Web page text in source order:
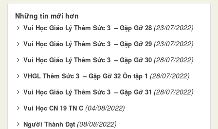
Những tin mới hơn
Vui Học Giáo Lý Thêm Sức 3 – Gặp Gỡ 28 (23/07/2022)
Vui Học Giáo Lý Thêm Sức 3 – Gặp Gỡ 29 (23/07/2022)
Vui Học Giáo Lý Thêm Sức 3 – Gặp Gỡ 30 (28/07/2022)
VHGL Thêm Sức 3 – Gặp Gỡ 32 Ôn tập 1 (28/07/2022)
Vui Học Giáo Lý Thêm Sức 3 – Gặp Gỡ 31 (28/07/2022)
Vui Học CN 19 TN C (04/08/2022)
Người Thành Đạt (08/08/2022)